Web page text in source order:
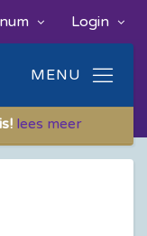
Login
lees meer